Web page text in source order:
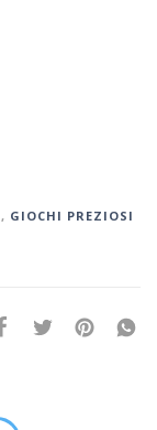
, GIOCHI PREZIOSI